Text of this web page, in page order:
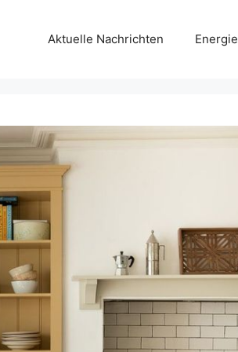
Aktuelle Nachrichten Energie